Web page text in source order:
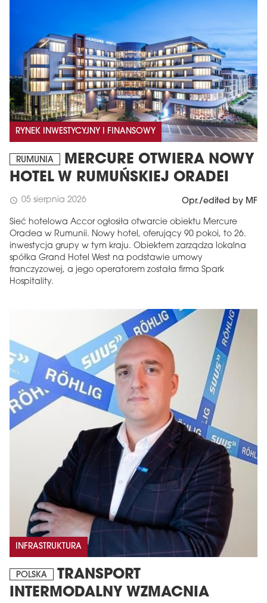
RYNEK INWESTYCYJNY I FINANSOWY
RUMUNIA
MERCURE OTWIERA NOWY
HOTEL W RUMUŃSKIEJ ORADEI
schedule 05 sierpnia 2026 Opr./edited by MF
Sieć hotelowa Accor ogłosiła otwarcie obiektu Mercure
Oradea w Rumunii. Nowy hotel, oferujący 90 pokoi, to 26.
inwestycja grupy w tym kraju. Obiektem zarządza lokalna
spółka Grand Hotel West na podstawie umowy
franczyzowej, a jego operatorem została firma Spark
Hospitality.
INFRASTRUKTURA
POLSKA
TRANSPORT
INTERMODALNY WZMACNIA